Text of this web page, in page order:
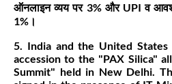
ऑनलाइन व्यय पर 3% और UPI व
1%।
5. India and the United
accession to the "PAX Silica"
Summit" held in New Delhi.